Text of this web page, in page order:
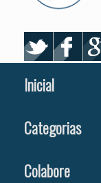
Inicial
Categorias
Colabore